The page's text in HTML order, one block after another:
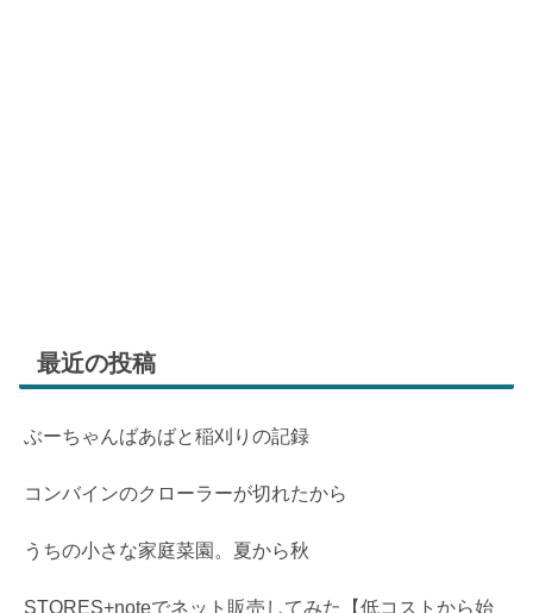
最近の投稿
ぶーちゃんばあばと稲刈りの記録
コンバインのクローラーが切れたから
うちの小さな家庭菜園。夏から秋
STORES+noteでネット販売してみた【低コストから始